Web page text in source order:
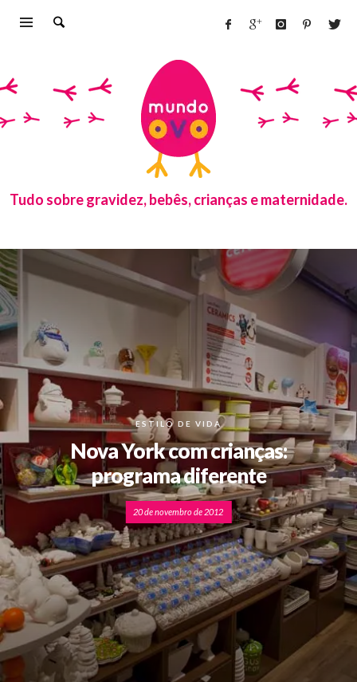
Tudo sobre gravidez, bebês, crianças e maternidade.
ESTILO DE VIDA
Nova York com crianças:
programa diferente
20 de novembro de 2012